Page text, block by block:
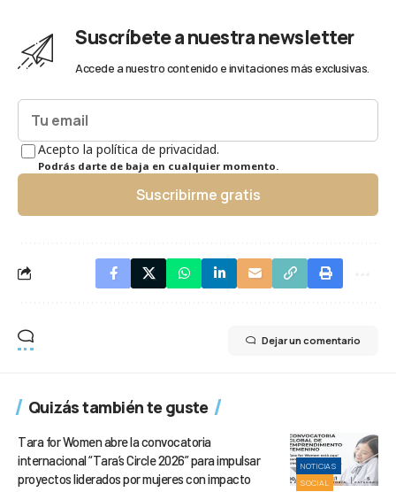
Suscríbete a nuestra newsletter
Accede a nuestro contenido e invitaciones más exclusivas.
Acepto la política de privacidad.
Podrás darte de baja en cualquier momento.
Suscribirme gratis
Dejar un comentario
Quizás también te guste
NOTICIAS
SOCIAL
Tara for Women abre la convocatoria
internacional “Tara’s Circle 2026” para impulsar
proyectos liderados por mujeres con impacto